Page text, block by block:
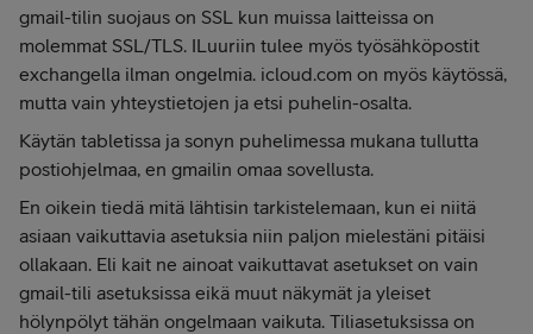
gmail-tilin suojaus on SSL kun muissa laitteissa on
molemmat SSL/TLS. ILuuriin tulee myös työsähköpostit
exchangella ilman ongelmia. icloud.com on myös käytössä,
mutta vain yhteystietojen ja etsi puhelin-osalta.
Käytän tabletissa ja sonyn puhelimessa mukana tullutta
postiohjelmaa, en gmailin omaa sovellusta.
En oikein tiedä mitä lähtisin tarkistelemaan, kun ei niitä
asiaan vaikuttavia asetuksia niin paljon mielestäni pitäisi
ollakaan. Eli kait ne ainoat vaikuttavat asetukset on vain
gmail-tili asetuksissa eikä muut näkymät ja yleiset
hölynpölyt tähän ongelmaan vaikuta. Tiliasetuksissa on